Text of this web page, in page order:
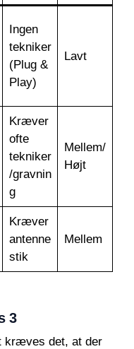
Ingen
tekniker
(Plug &
Play)
Lavt
Kræver
ofte
tekniker
/gravnin
g
Mellem/
Højt
Kræver
antenne
stik
Mellem
3
kræves det, at der